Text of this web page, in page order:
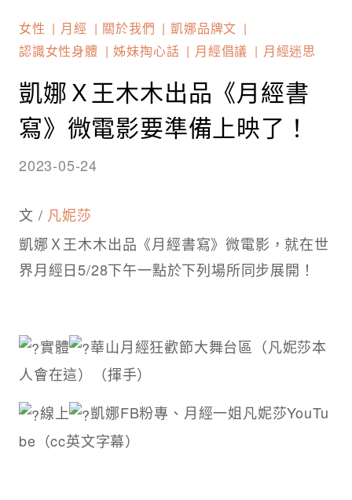
女性 月經 關於我們
凱娜品牌文
認識女性身體
姊妹掏心話 月經倡議 月經迷思
凱娜Ｘ王木木出品《月經書
寫》微電影要準備上映了！
2023-05-24
文 / 凡妮莎
凱娜Ｘ王木木出品《月經書寫》微電影，就在世
界月經日5/28下午一點於下列場所同步展開！
實體
華山月經狂歡節大舞台區（凡妮莎本
人會在這）（揮手）
線上
凱娜FB粉專、月經一姐凡妮莎YouTu
be（cc英文字幕）